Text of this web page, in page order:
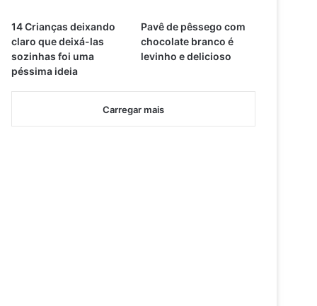
14 Crianças deixando
claro que deixá-las
sozinhas foi uma
péssima ideia
Pavê de pêssego com
chocolate branco é
levinho e delicioso
Carregar mais